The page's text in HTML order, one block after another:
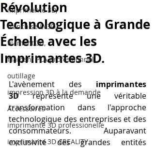
imprimante 3D,
franchise LV3D,
filament 3d,
filament PLA professionnel
outillage
impression 3D à la demande
Accessoires
imprimante 3D professionelle
imprimante 3D CREALITY
Révolution
Technologique à Grande
Échelle avec les
Imprimantes 3D.
L'avènement des imprimantes
3D représente une véritable
transformation dans l'approche
technologique des entreprises et des
consommateurs. Auparavant
exclusivité des grandes entités